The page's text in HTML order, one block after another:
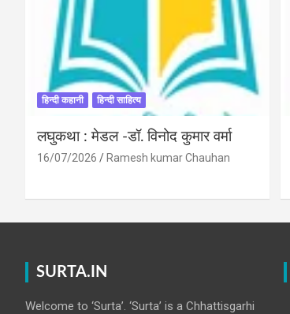
हिन्दी कहानी हिन्दी साहित्य
लघुकथा : मेडल -डॉ. विनोद कुमार वर्मा
16/07/2026 Ramesh kumar Chauhan
SURTA.IN
Welcome to ‘Surta’. ‘Surta’ is a Chhattisgarhi